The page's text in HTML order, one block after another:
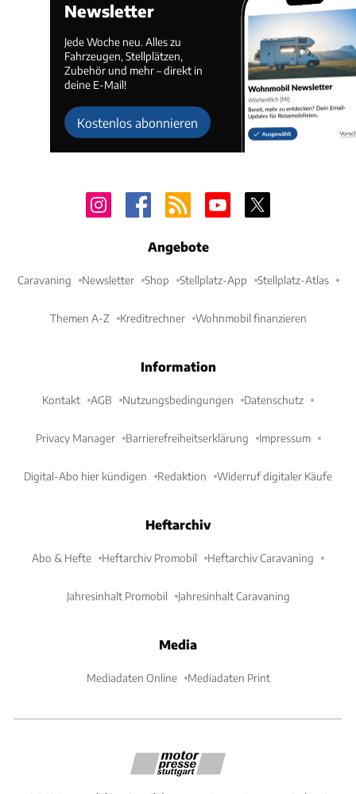
Newsletter
Jede Woche neu. Alles zu
Fahrzeugen, Stellplätzen,
Zubehör und mehr – direkt in
deine E-Mail!
Kostenlos abonnieren
Angebote
Caravaning Newsletter Shop Stellplatz-App Stellplatz-Atlas
Themen A-Z Kreditrechner Wohnmobil finanzieren
Information
Kontakt AGB Nutzungsbedingungen Datenschutz
Privacy Manager Barrierefreiheitserklärung Impressum
Digital-Abo hier kündigen Redaktion Widerruf digitaler Käufe
Heftarchiv
Abo & Hefte Heftarchiv Promobil Heftarchiv Caravaning
Jahresinhalt Promobil Jahresinhalt Caravaning
Media
Mediadaten Online Mediadaten Print